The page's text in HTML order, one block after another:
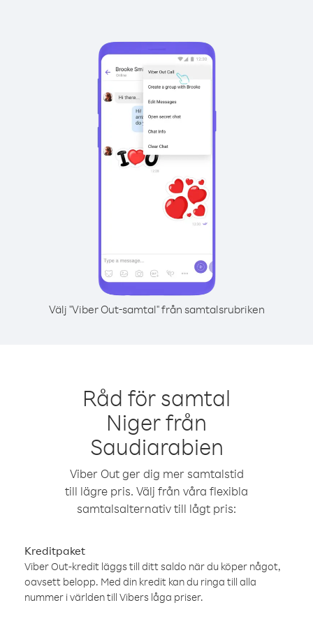
Välj "Viber Out-samtal" från samtalsrubriken
Råd för samtal
Niger från
Saudiarabien
Viber Out ger dig mer samtalstid
till lägre pris. Välj från våra flexibla
samtalsalternativ till lågt pris:
Kreditpaket
Viber Out-kredit läggs till ditt saldo när du köper något,
oavsett belopp. Med din kredit kan du ringa till alla
nummer i världen till Vibers låga priser.